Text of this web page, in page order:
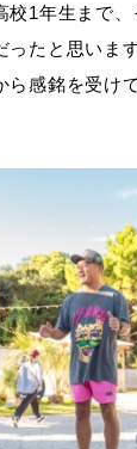
校1年生まで
ったと思いま
ら感銘を受け